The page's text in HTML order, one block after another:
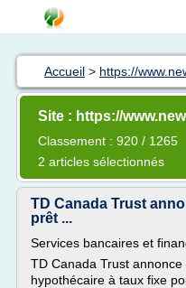
Accueil > https://
Site : https://
Classement : 920 / 1265
2 articles sélectionnés
TD Canada Trust
prêt ...
Services bancaires et
TD Canada Trust
hypothécaire à taux fixe